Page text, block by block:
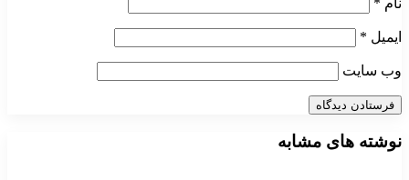
نام *
ایمیل *
وب‌ سایت
نوشته های مشابه